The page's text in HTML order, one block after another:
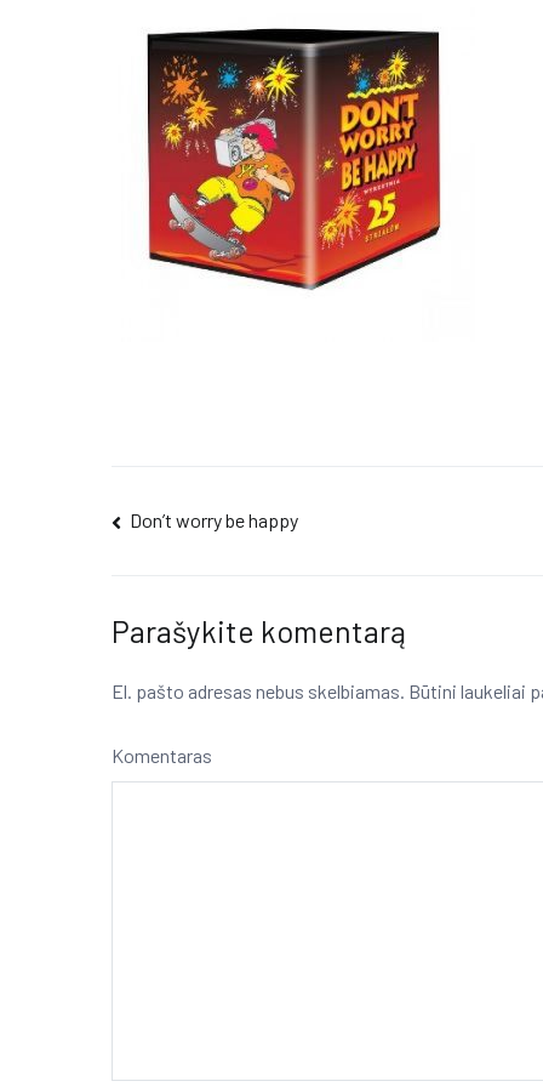
Navigacija
įrašų
Don’t worry be happy
Parašykite komentarą
El. pašto adresas nebus skelbiamas. Būtini laukeliai
Komentaras